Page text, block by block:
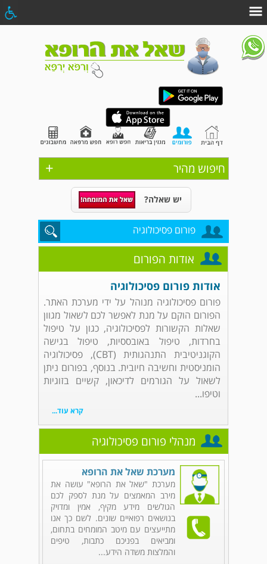
+ חיפוש מהיר
יש שאלה?
פורום פסיכולוגיה
אודות הפורום
אודות פורום פסיכולוגיה
פורום פסיכולוגיה מנוהל על ידי מערכת האתר.
הפורום הוקם על מנת לאפשר לכם לשאול מגוון
שאלות הקשורות לפסיכולוגיה, כגון על טיפול
בחרדות, טיפול באובססיות, טיפול בגישה
הקוגניטיבית התנהגותית (CBT), פסיכולוגיה
הומניסטית וחשיבה חיובית. בנוסף, בפורום ניתן
לשאול על הגורמים לדיכאון, קשיים בזוגיות
וטיפו...
קרא עוד...
מנהלי פורום פסיכולוגיה
מערכת שאל את הרופא
מערכת "שאל את הרופא" עושה את
מירב המאמצים על מנת לספק לכם
הגולשים מידע מקיף, אמין ומדויק
בנושאים רפואיים שונים. לשם כך אנו
מתייעצים עם מיטב המומחים בתחום,
ומביאים בפניכם כתבות, טיפים
והמלצות משדה הידע...